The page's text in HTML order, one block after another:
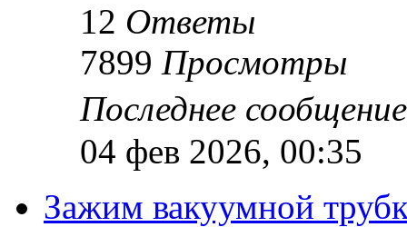
12 Ответы
7899 Просмотры
Последнее
04 фев 2026, 00:35
Зажим вакуумной